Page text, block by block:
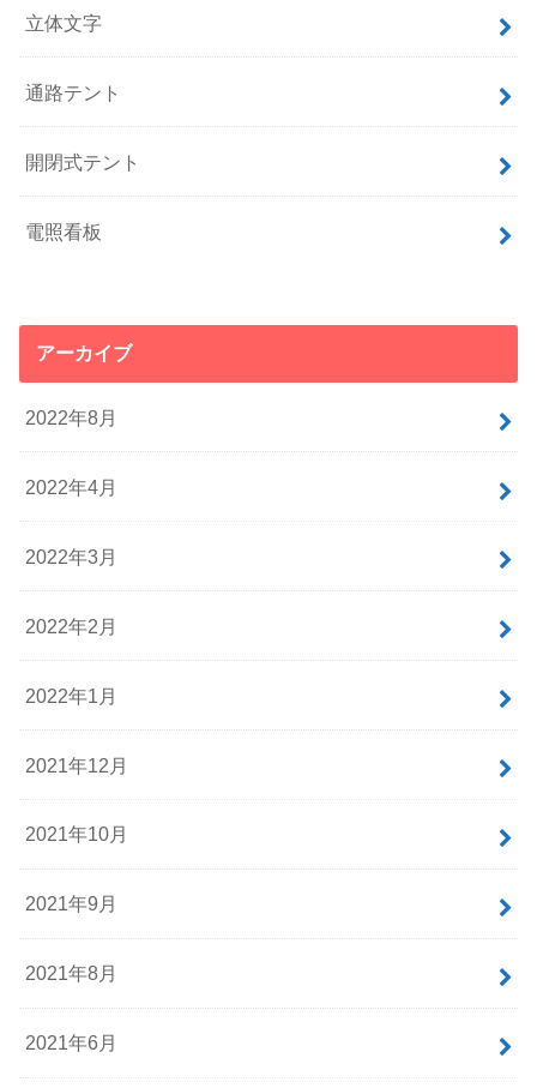
立体文字
通路テント
開閉式テント
電照看板
アーカイブ
2022年8月
2022年4月
2022年3月
2022年2月
2022年1月
2021年12月
2021年10月
2021年9月
2021年8月
2021年6月